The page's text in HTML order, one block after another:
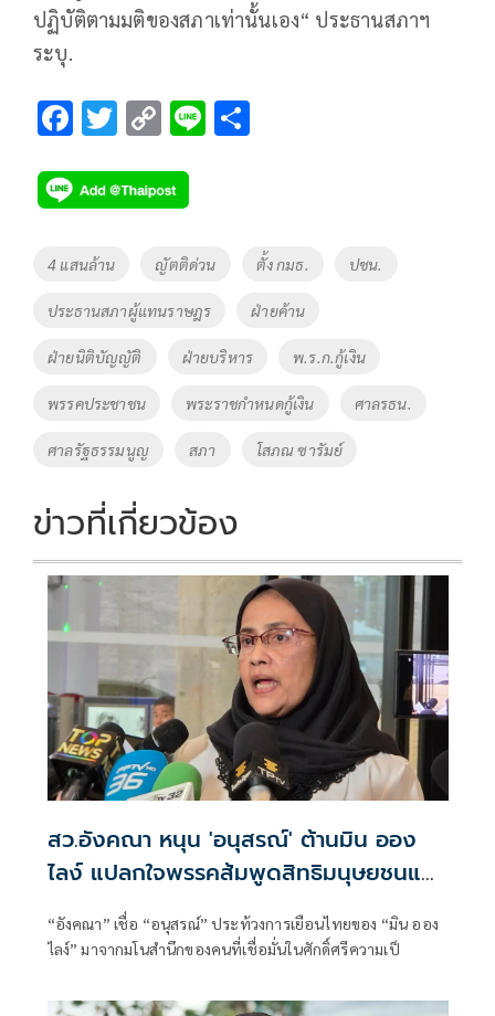
ปฏิบัติตามมติของสภาเท่านั้นเอง“ ประธานสภาฯ
ระบุ.
F
e
b
o
k
T
tt
er
C
p
y
Li
k
Li
Tags
4 แสนล้าน ญัตติด่วน ตั้ง กมธ. ปชน.
ประธานสภาผู้แทนราษฎร ฝ่ายค้าน
ฝ่ายนิติบัญญัติ ฝ่ายบริหาร พ.ร.ก.กู้เงิน
พรรคประชาชน พระราชกำหนดกู้เงิน ศาลรธน.
ศาลรัฐธรรมนูญ สภา โสภณ ซารัมย์
ข่าวที่เกี่ยวข้อง
สว.อังคณา หนุน 'อนุสรณ์' ต้านมิน ออง
ไลง์ แปลกใจพรรคส้มพูดสิทธิมนุษยชนแต่
กลับเงียบ
“อังคณา” เชื่อ “อนุสรณ์” ประท้วงการเยือนไทยของ “มิน ออง
ไลง์” มาจากมโนสำนึกของคนที่เชื่อมั่นในศักดิ์ศรีความเป็